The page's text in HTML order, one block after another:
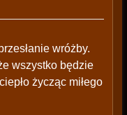
wróżby.
wszystko będzie
życząc miłego